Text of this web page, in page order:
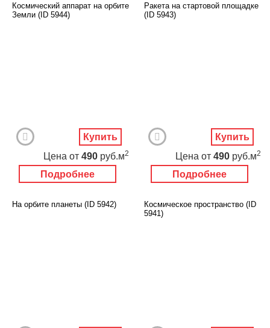
Космический аппарат на орбите
Земли (ID 5944)
Подробнее
Цена от 490 руб.м2
Купить
Ракета на стартовой площадке
(ID 5943)
Подробнее
Цена от 490 руб.м2
Купить
На орбите планеты (ID 5942)
Космическое пространство (ID
5941)